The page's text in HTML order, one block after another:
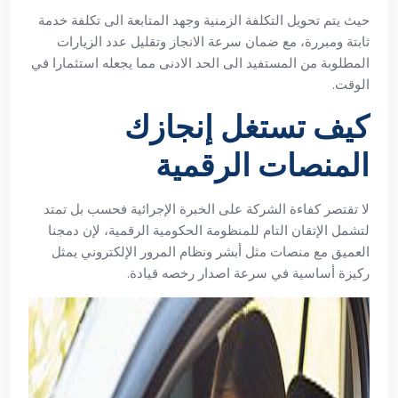
حيث يتم تحويل التكلفة الزمنية وجهد المتابعة الى تكلفة خدمة
ثابتة ومبررة، مع ضمان سرعة الانجاز وتقليل عدد الزيارات
المطلوبة من المستفيد الى الحد الادنى مما يجعله استثمارا في
الوقت.
كيف تستغل إنجازك
المنصات الرقمية
لا تقتصر كفاءة الشركة على الخبرة الإجرائية فحسب بل تمتد
لتشمل الإتقان التام للمنظومة الحكومية الرقمية، لإن دمجنا
العميق مع منصات مثل أبشر ونظام المرور الإلكتروني يمثل
ركيزة أساسية في سرعة اصدار رخصه قيادة.